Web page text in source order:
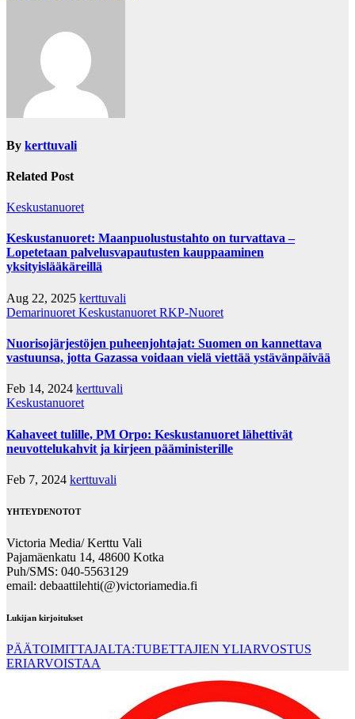
By kerttuvali
Related Post
Keskustanuoret
Keskustanuoret: Maanpuolustustahto on turvattava –
Lopetetaan palvelusvapautusten kauppaaminen
yksityislääkäreillä
Aug 22, 2025 kerttuvali
Demarinuoret Keskustanuoret RKP-Nuoret
Nuorisojärjestöjen puheenjohtajat: Suomen on kannettava
vastuunsa, jotta Gazassa voidaan vielä viettää ystävänpäivää
Feb 14, 2024 kerttuvali
Keskustanuoret
Kahaveet tulille, PM Orpo: Keskustanuoret lähettivät
neuvottelukahvit ja kirjeen pääministerille
Feb 7, 2024 kerttuvali
YHTEYDENOTOT
Victoria Media/ Kerttu Vali
Pajamäenkatu 14, 48600 Kotka
Puh/SMS: 040-5563129
email: debaattilehti(@)victoriamedia.fi
Lukijan kirjoitukset
PÄÄTOIMITTAJALTA:TUBETTAJIEN YLIARVOSTUS
ERIARVOISTAA